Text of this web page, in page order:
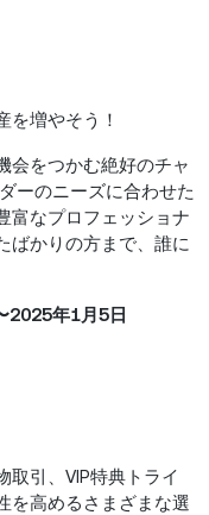
を増やそう！
会をつかむ絶好のチャ
ーのニーズに合わせた
富なプロフェッショナ
ばかりの方まで、誰に
2025年1月5日
取引、VIP特典トライ
を高めるさまざまな選